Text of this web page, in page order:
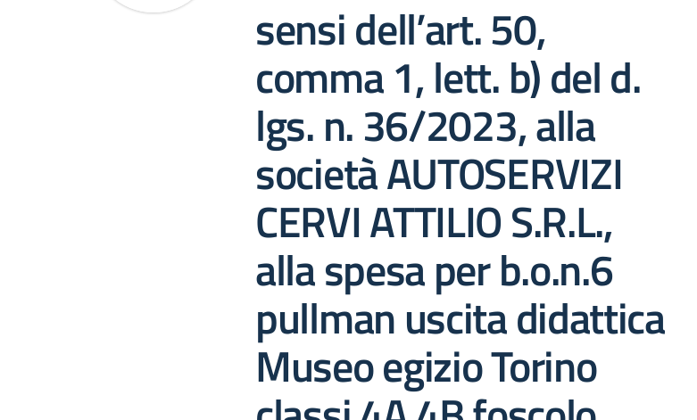
sensi dell’art. 50,
comma 1, lett. b) del d.
lgs. n. 36/2023, alla
società AUTOSERVIZI
CERVI ATTILIO S.R.L.,
alla spesa per b.o.n.6
pullman uscita didattica
Museo egizio Torino